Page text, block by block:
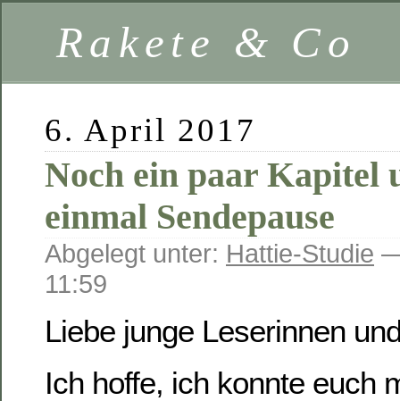
Rakete & Co
6. April 2017
Noch ein paar Kapitel
einmal Sendepause
Abgelegt unter: Hattie-Studie
11:59
Liebe junge Leserinnen
Ich hoffe, ich konnte euch